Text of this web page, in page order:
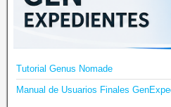
Tutorial Genus Nomade
Manual de Usuarios Finales